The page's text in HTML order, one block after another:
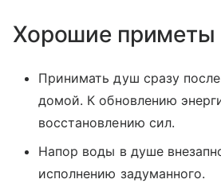
Хорошие
Принимать душ сразу
домой. К обновлению
восстановлению сил.
Напор воды в душе
исполнению задуманного.